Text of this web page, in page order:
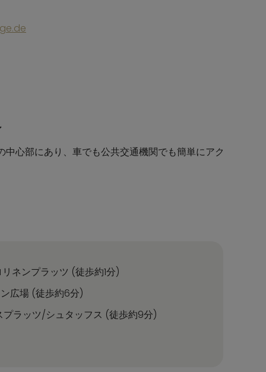
心部にあり、車でも公共交通機関でも簡単にアク
ネンプラッツ (徒歩約1分)
広場 (徒歩約6分)
ラッツ/シュタッフス (徒歩約9分)